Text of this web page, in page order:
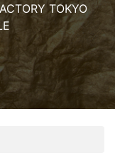
TOKYO